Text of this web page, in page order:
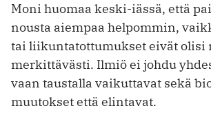
Moni huomaa keski-iässä, että
nousta aiempaa helpommin,
tai liikuntatottumukset eivät olisi
merkittävästi. Ilmiö ei johdu
vaan taustalla vaikuttavat sekä
muutokset että elintavat.